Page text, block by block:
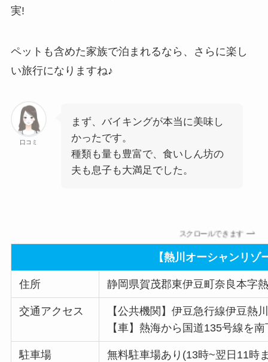
実!
ペットも含めた家族で泊まれるなら、さらに楽し
い旅行になりますね♪
口コミ
まず、バイキングが本当に美味し
かったです。
種類も量も豊富で、食いしん坊の
夫も息子も大満足でした。
スクロールできます
【熱川オーシャンリゾ
住所 静岡県賀茂郡東伊豆町奈良本字
交通アクセス
【公共機関】伊豆急行線伊豆熱
【車】熱海から国道135号線を
駐車場 無料駐車場あり(13時~翌日11時